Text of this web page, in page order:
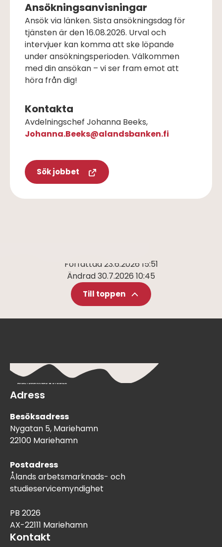
Ansökningsanvisningar
Ansök via länken. Sista ansökningsdag för
tjänsten är den 16.08.2026. Urval och
intervjuer kan komma att ske löpande
under ansökningsperioden. Välkommen
med din ansökan – vi ser fram emot att
höra från dig!
Kontakta
Avdelningschef Johanna Beeks,
Johanna.Beeks@alandsbanken.fi
Sök jobbet
Författad23.6.2026 15:51
Ändrad30.7.2026 10:45
Till toppen
Adress
Besöksadress
Nygatan 5, Mariehamn
22100 Mariehamn
Postadress
Ålands arbetsmarknads- och
studieservicemyndighet
PB 2026
AX-22111 Mariehamn
Kontakt